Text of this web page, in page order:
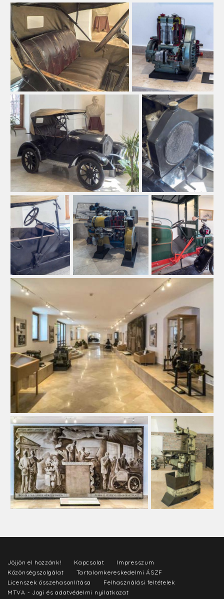
Jöjjön el hozzánk! Kapcsolat
Impresszum
Közönségszolgálat
Tartalomkereskedelmi ÁSZF
Licenszek összehasonlítása
Felhasználási feltételek
MTVA - Jogi és adatvédelmi nyilatkozat